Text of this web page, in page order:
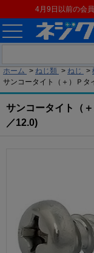
4月9日以前の会
ホーム > ねじ類 > ねじ >
サンコータイト（＋）Ｐタ
サンコータイト（
／12.0)